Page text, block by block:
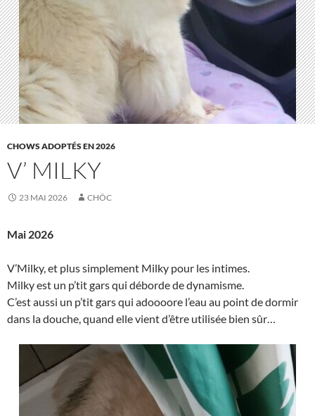
CHOWS ADOPTÉS EN 2026
V’ MILKY
23 MAI 2026 CHÔC
Mai 2026
V’Milky, et plus simplement Milky pour les intimes.
Milky est un p’tit gars qui déborde de dynamisme.
C’est aussi un p’tit gars qui adoooore l’eau au point de dormir
dans la douche, quand elle vient d’être utilisée bien sûr…